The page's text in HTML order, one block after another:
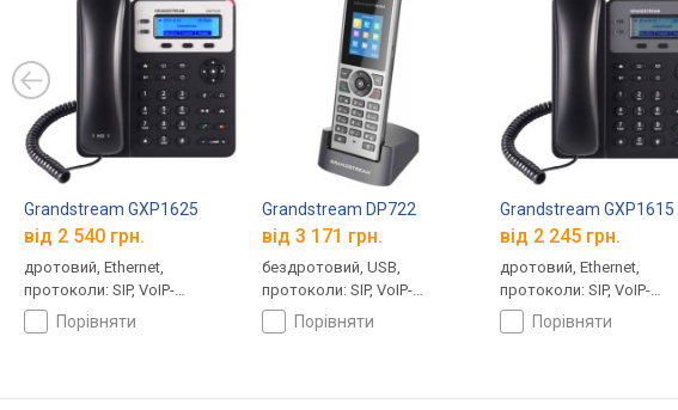
Grandstream GXP1625
від 2 540 грн.
дротовий, Ethernet,
протоколи: SIP, VoIP-
акаунтів: 2порівняти
Grandstream DP722
від 3 171 грн.
бездротовий, USB,
протоколи: SIP, VoIP-
акаунтів: 10порівняти
Grandstream GXP1615
від 2 245 грн.
дротовий, Ethernet,
протоколи: SIP, VoIP-
акаунтів: 1порівняти